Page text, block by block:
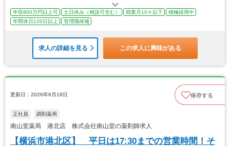
年収800万円以上可 土日休み（相談可含む） 残業月10ｈ以下
積極採用中
年間休日120日以上
管理職候補
求人の詳細を見る この求人に興味がある
更新日：2026年6月18日 保存する
正社員 調剤薬局
南山堂薬局 港北店 株式会社南山堂の薬剤師求人
【横浜市港北区】 平日は17:30までの営業時間！そ